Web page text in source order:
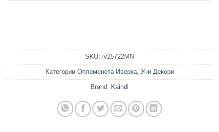
SKU: iv25722MN
Категории Оплеменета Иверка, Уни Декори
Brand: Kaindl